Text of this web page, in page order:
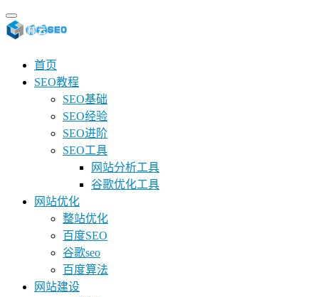
首页
SEO教程
SEO基础
SEO经验
SEO进阶
SEO工具
网站分析工具
谷歌优化工具
网站优化
整站优化
百度SEO
谷歌seo
百度算法
网站建设